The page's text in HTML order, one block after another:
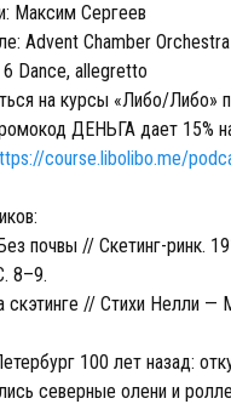
Максим Сергеев
Advent Chamber
Dance, allegretto
на курсы «Либо/Либо»
ДЕНЬГА дает 15%
course.libolibo.me/
почвы // Скетинг-ринк.
8–9.
// Стихи Нелли —
100 лет назад:
северные олени и